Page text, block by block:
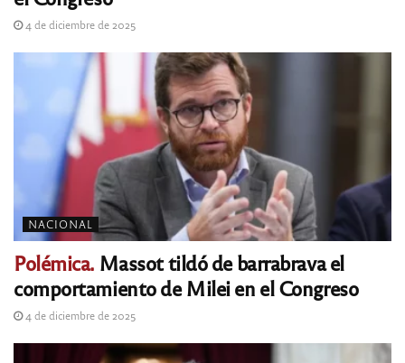
4 de diciembre de 2025
NACIONAL
Polémica. Massot tildó de barrabrava el
comportamiento de Milei en el Congreso
4 de diciembre de 2025